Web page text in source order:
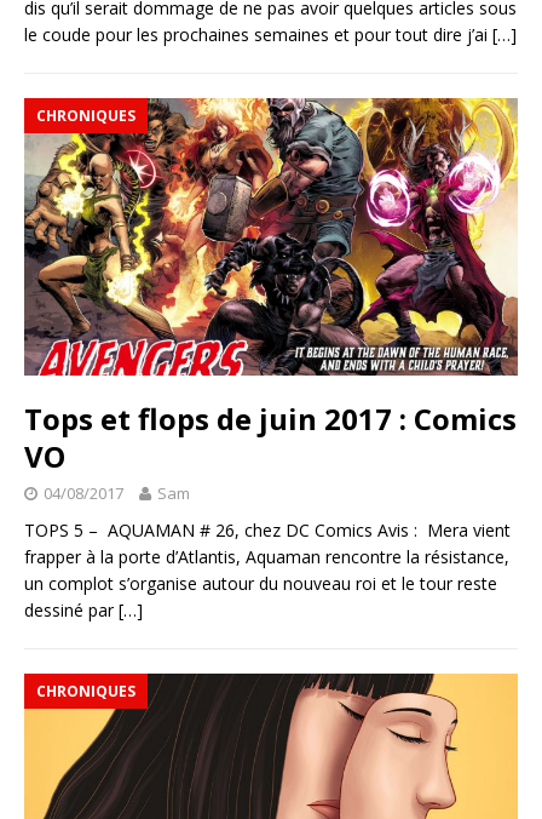
dis qu’il serait dommage de ne pas avoir quelques articles sous
le coude pour les prochaines semaines et pour tout dire j’ai […]
CHRONIQUES
Tops et flops de juin 2017 : Comics
VO
04/08/2017 Sam
TOPS 5 – AQUAMAN # 26, chez DC Comics Avis : Mera vient
frapper à la porte d’Atlantis, Aquaman rencontre la résistance,
un complot s’organise autour du nouveau roi et le tour reste
dessiné par[…]
CHRONIQUES